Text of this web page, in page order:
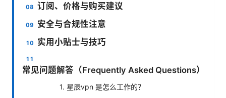
订阅、价格与购买建议
安全与合规性注意
实用小贴士与技巧
常见问题解答（Frequently Asked Questions）
1. 星辰vpn 是怎么工作的？